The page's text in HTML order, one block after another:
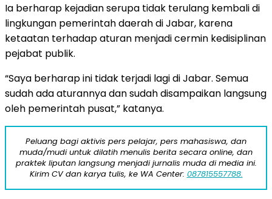
Ia berharap kejadian serupa tidak terulang kembali di
lingkungan pemerintah daerah di Jabar, karena
ketaatan terhadap aturan menjadi cermin kedisiplinan
pejabat publik.
“Saya berharap ini tidak terjadi lagi di Jabar. Semua
sudah ada aturannya dan sudah disampaikan langsung
oleh pemerintah pusat,” katanya.
Peluang bagi aktivis pers pelajar, pers mahasiswa, dan
muda/mudi untuk dilatih menulis berita secara online, dan
praktek liputan langsung menjadi jurnalis muda di media ini.
Kirim CV dan karya tulis, ke WA Center: 087815557788.